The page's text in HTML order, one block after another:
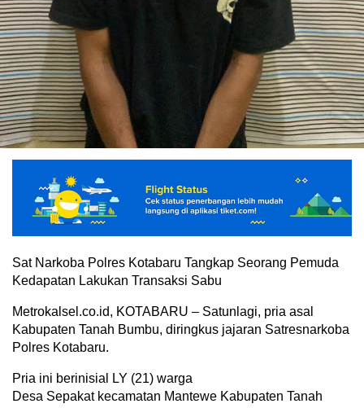
Sat Narkoba Polres Kotabaru Tangkap Seorang Pemuda
Kedapatan Lakukan Transaksi Sabu
Metrokalsel.co.id, KOTABARU – Satunlagi, pria asal
Kabupaten Tanah Bumbu, diringkus jajaran Satresnarkoba
Polres Kotabaru.
Pria ini berinisial LY (21) warga
Desa Sepakat kecamatan Mantewe Kabupaten Tanah